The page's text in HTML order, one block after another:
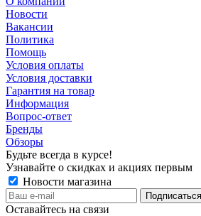
Новости
Вакансии
Политика
Помощь
Условия оплаты
Условия доставки
Гарантия на товар
Информация
Вопрос-ответ
Бренды
Обзоры
Будьте всегда в курсе!
Узнавайте о скидках и акциях первым
Новости магазина
Оставайтесь на связи